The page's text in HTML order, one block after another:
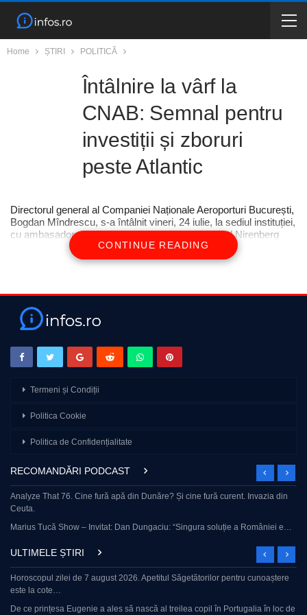
Home ȘTIRI POLITICĂ
Întâlnire la vârf la
CNAB: Semnal pentru
investiții și zboruri
peste Atlantic
Directorul general al Companiei Naționale Aeroporturi București,
Bogdan Mîndrescu, s-a întâlnit vineri, 24 iulie, la sediul instituției,
cu ambasadorul Statelor Unite în România, Darryl Nirenberg
CONTINUE READING
Termeni și Condiții
Politica Cookie
Politica de Confidențialitate
RECOMANDĂRI PODCAST
Analyze That 76. Cine fură apă din Dunăre? Și cine fură curent. Invazia din
Ceuta.
Marius Tucă Show – Invitat: Dan Dungaciu: “Singura soluție a României e…
ULTIMELE ȘTIRI
Horoscopul zilei de 7 august 2026. Apetitul Săgetătorilor pentru cunoaștere
este la cote…
De ce prințesa Eugenie a ales să nască al treilea copil în Portugalia în loc de